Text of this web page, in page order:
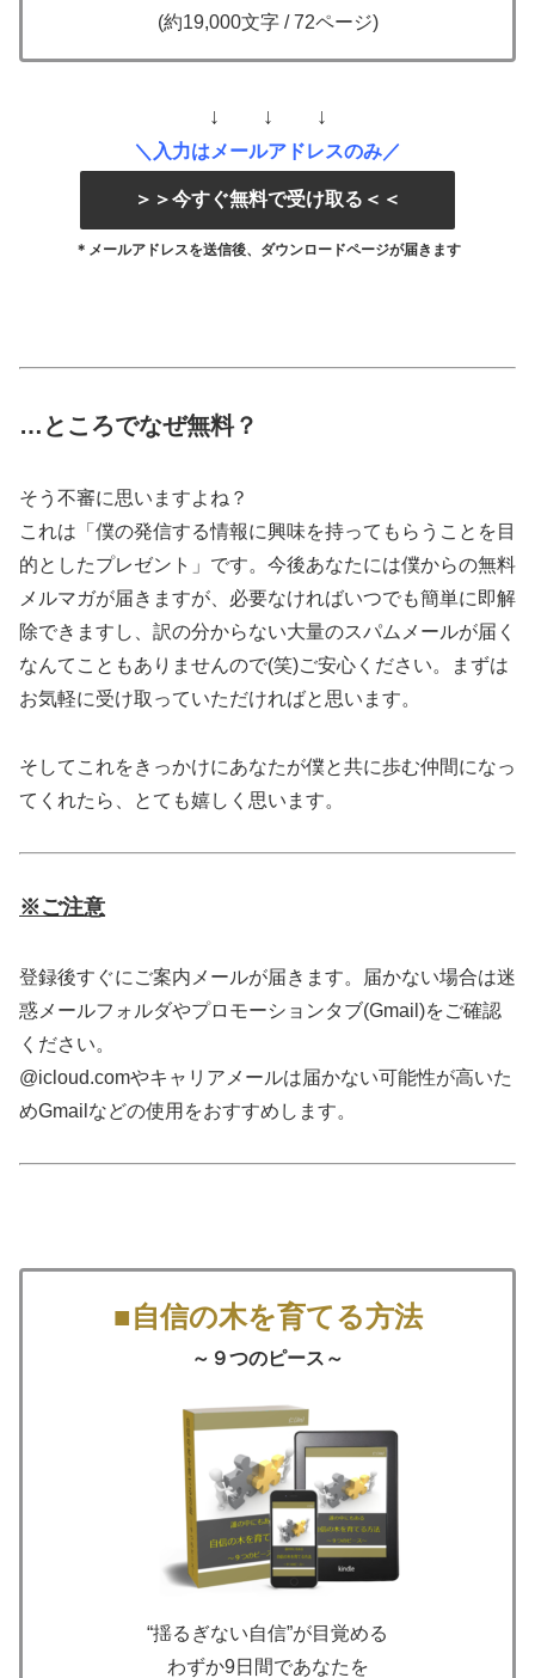
(約19,000文字 / 72ページ)
↓ ↓ ↓
＼入力はメールアドレスのみ／
＞＞今すぐ無料で受け取る＜＜
＊メールアドレスを送信後、ダウンロードページが届きます
…ところでなぜ無料？
そう不審に思いますよね？
これは「僕の発信する情報に興味を持ってもらうことを目
的としたプレゼント」です。今後あなたには僕からの無料
メルマガが届きますが、必要なければいつでも簡単に即解
除できますし、訳の分からない大量のスパムメールが届く
なんてこともありませんので(笑)ご安心ください。まずは
お気軽に受け取っていただければと思います。
そしてこれをきっかけにあなたが僕と共に歩む仲間になっ
てくれたら、とても嬉しく思います。
※ご注意
登録後すぐにご案内メールが届きます。届かない場合は迷
惑メールフォルダやプロモーションタブ(Gmail)をご確認
ください。
@icloud.comやキャリアメールは届かない可能性が高いた
めGmailなどの使用をおすすめします。
■自信の木を育てる方法
～９つのピース～
“揺るぎない自信”が目覚める
わずか9日間であなたを